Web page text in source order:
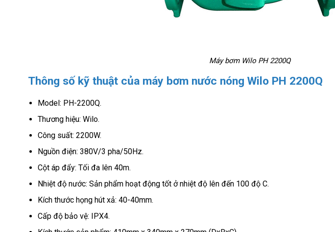
Máy bơm Wilo PH 2200Q
Thông số kỹ thuật của máy bơm nước nóng Wilo PH 2200Q
Model: PH-2200Q.
Thương hiệu: Wilo.
Công suất: 2200W.
Nguồn điện: 380V/3 pha/50Hz.
Cột áp đẩy: Tối đa lên 40m.
Nhiệt độ nước: Sản phẩm hoạt động tốt ở nhiệt độ lên đến 100 độ C.
Kích thước họng hút xả: 40-40mm.
Cấp độ bảo vệ: IPX4.